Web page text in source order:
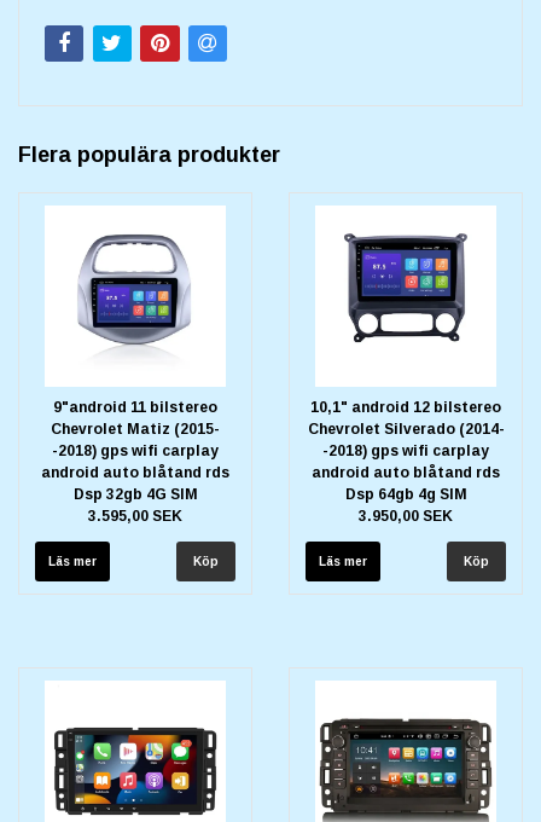
Flera populära produkter
9"android 11 bilstereo
Chevrolet Matiz (2015-
-2018) gps wifi carplay
android auto blåtand rds
Dsp 32gb 4G SIM
3.595,00 SEK
Läs mer
10,1" android 12 bilstereo
Chevrolet Silverado (2014-
-2018) gps wifi carplay
android auto blåtand rds
Dsp 64gb 4g SIM
3.950,00 SEK
Läs mer